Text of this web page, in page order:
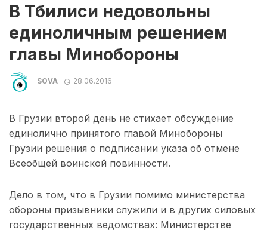
В Тбилиси недовольны
единоличным решением
главы Минобороны
SOVA 28.06.2016
В Грузии второй день не стихает обсуждение
единолично принятого главой Минобороны
Грузии решения о подписании указа об отмене
Всеобщей воинской повинности.
Дело в том, что в Грузии помимо министерства
обороны призывники служили и в других силовых
государственных ведомствах: Министерстве